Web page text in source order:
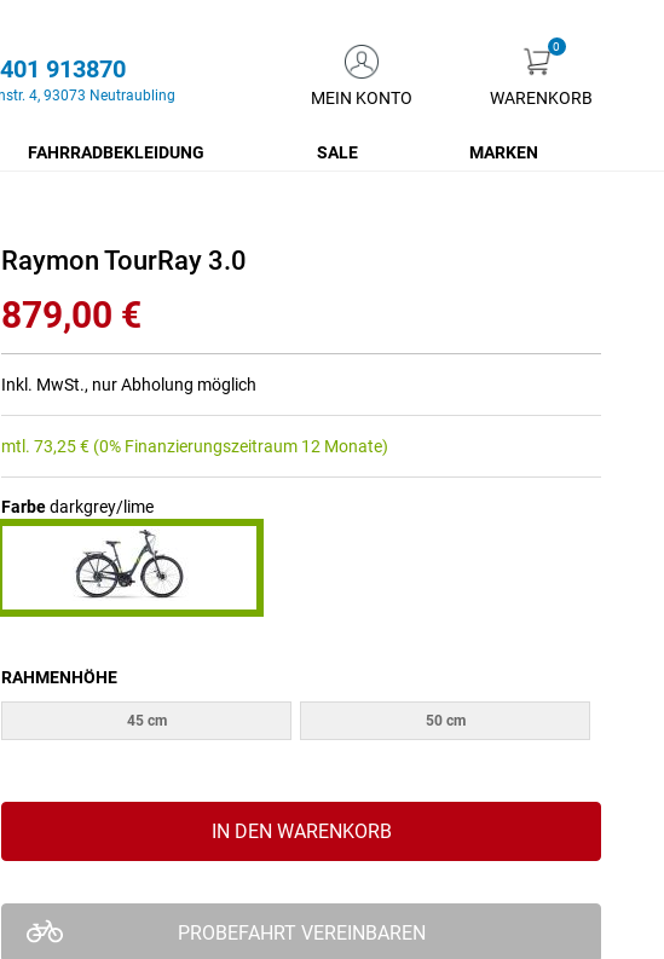
Inhalt
MEIN KONTO
913870
4, 93073 Neutraubling WARENKORB
FAHRRADBEKLEIDUNG SALE MARKEN
Raymon TourRay 3.0
879,00 €
Inkl. MwSt., nur Abholung möglich
mtl. 73,25€ (0% Finanzierungszeitraum 12 Monate)
Farbedarkgrey/lime
RAHMENHÖHE
45 cm 50 cm
IN DEN WARENKORB
PROBEFAHRT VEREINBAREN